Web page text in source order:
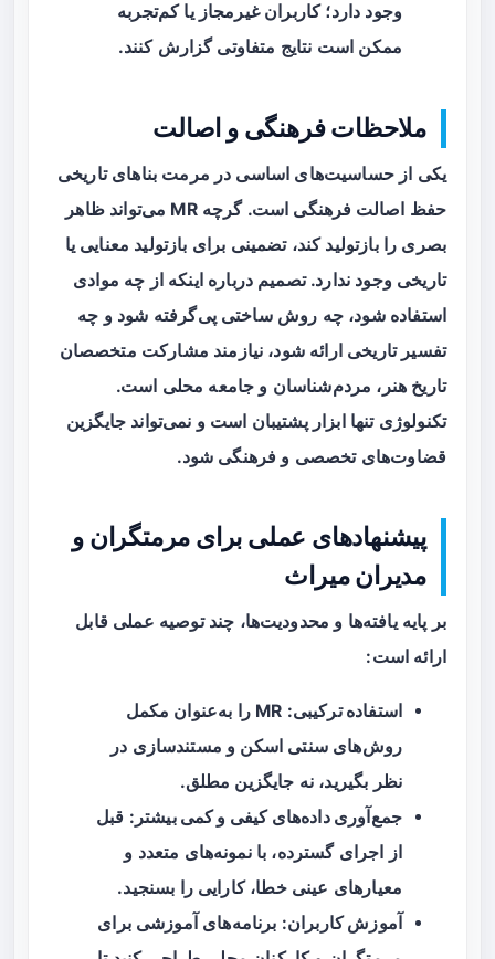
وجود دارد؛ کاربران غیرمجاز یا کم‌تجربه
ممکن است نتایج متفاوتی گزارش کنند.
ملاحظات فرهنگی و اصالت
یکی از حساسیت‌های اساسی در مرمت بناهای تاریخی
حفظ اصالت فرهنگی
است. گرچه MR می‌تواند ظاهر
بصری را بازتولید کند، تضمینی برای بازتولید معنایی یا
تاریخی وجود ندارد. تصمیم درباره اینکه از چه موادی
استفاده شود، چه روش ساختی پی‌گرفته شود و چه
تفسیر تاریخی ارائه شود، نیازمند مشارکت متخصصان
تاریخ هنر، مردم‌شناسان و جامعه محلی است.
تکنولوژی تنها ابزار پشتیبان است و نمی‌تواند جایگزین
قضاوت‌های تخصصی و فرهنگی شود.
پیشنهادهای عملی برای مرمتگران و
مدیران میراث
بر پایه یافته‌ها و محدودیت‌ها، چند توصیه عملی قابل
ارائه است:
استفاده ترکیبی
: MR را به‌عنوان مکمل
روش‌های سنتی اسکن و مستندسازی در
نظر بگیرید، نه جایگزین مطلق.
جمع‌آوری داده‌های کیفی و کمی بیشتر : قبل
از اجرای گسترده، با نمونه‌های متعدد و
معیارهای عینی خطا، کارایی را بسنجید.
آموزش کاربران: برنامه‌های آموزشی برای